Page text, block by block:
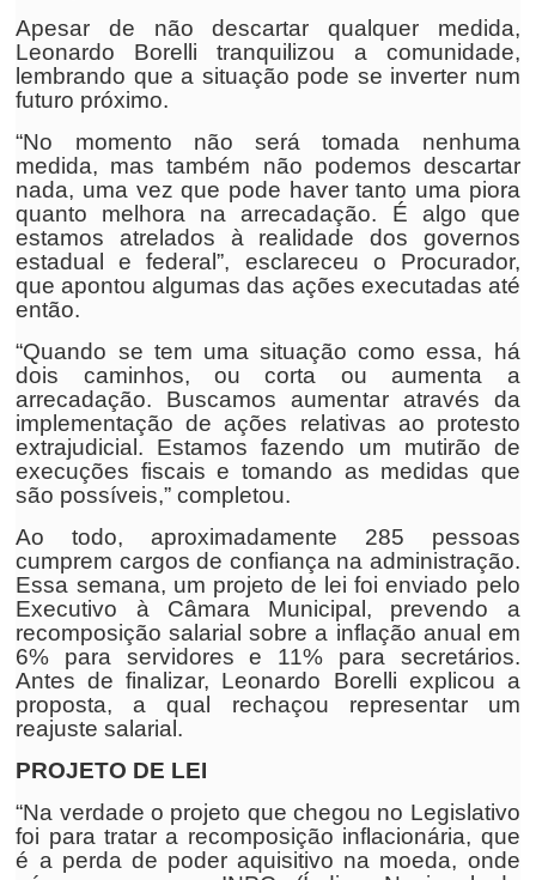
Apesar de não descartar qualquer medida,
Leonardo Borelli tranquilizou a comunidade,
lembrando que a situação pode se inverter num
futuro próximo.
“No momento não será tomada nenhuma
medida, mas também não podemos descartar
nada, uma vez que pode haver tanto uma piora
quanto melhora na arrecadação. É algo que
estamos atrelados à realidade dos governos
estadual e federal”, esclareceu o Procurador,
que apontou algumas das ações executadas até
então.
“Quando se tem uma situação como essa, há
dois caminhos, ou corta ou aumenta a
arrecadação. Buscamos aumentar através da
implementação de ações relativas ao protesto
extrajudicial. Estamos fazendo um mutirão de
execuções fiscais e tomando as medidas que
são possíveis,” completou.
Ao todo, aproximadamente 285 pessoas
cumprem cargos de confiança na administração.
Essa semana, um projeto de lei foi enviado pelo
Executivo à Câmara Municipal, prevendo a
recomposição salarial sobre a inflação anual em
6% para servidores e 11% para secretários.
Antes de finalizar, Leonardo Borelli explicou a
proposta, a qual rechaçou representar um
reajuste salarial.
PROJETO DE LEI
“Na verdade o projeto que chegou no Legislativo
foi para tratar a recomposição inflacionária, que
é a perda de poder aquisitivo na moeda, onde